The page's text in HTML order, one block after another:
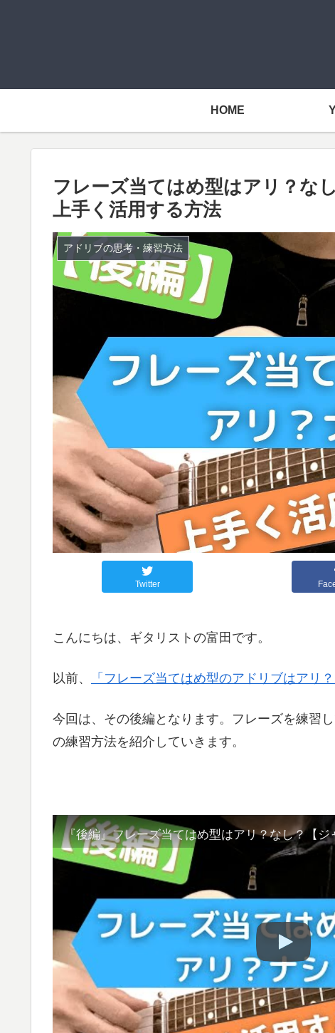
HOME
フレーズ当てはめ型はアリ？な
上手く活用する方法
アドリブの思考・練習方法
Twitter
こんにちは、ギタリストの富田です。
以前、 「フレーズ当てはめ型のアドリブはアリ
今回は、その後編となります。フレーズを練習
の練習方法を紹介していきます。
『後編』フレーズ当てはめ型はアリ？なし？【ジ